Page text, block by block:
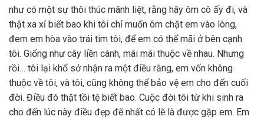
như có một sự thôi thúc mãnh liệt, rằng hãy ôm cô ấy đi, và
thật xa xỉ biết bao khi tôi chỉ muốn ôm chặt em vào lòng,
đem em hòa vào trái tim tôi, để em có thể mãi ở bên cạnh
tôi. Giống như cây liền cành, mãi mãi thuộc về nhau. Nhưng
rồi… tôi lại khổ sở nhận ra một điều rằng, em vốn không
thuộc về tôi, và tôi, cũng không thể bảo vệ em cho đến cuối
đời. Điều đó thật tồi tệ biết bao. Cuộc đời tôi từ khi sinh ra
cho đến lúc này điều đẹp đẽ nhất có lẽ là được gặp em. Em